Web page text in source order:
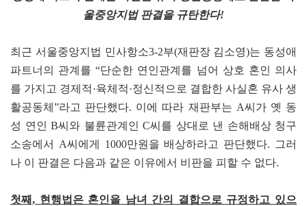
울중앙지법 판결을 규탄한다!
최근 서울중앙지법 민사항소3-2부(재판장 김소영)는 동성애
파트너의 관계를 “단순한 연인관계를 넘어 상호 혼인 의사
를 가지고 경제적·육체적·정신적으로 결합한 사실혼 유사 생
활공동체”라고 판단했다. 이에 따라 재판부는 A씨가 옛 동
성 연인 B씨와 불륜관계인 C씨를 상대로 낸 손해배상 청구
소송에서 A씨에게 1000만원을 배상하라고 판단했다. 그러
나 이 판결은 다음과 같은 이유에서 비판을 피할 수 없다.
첫째, 현행법은 혼인을 남녀 간의 결합으로 규정하고 있으